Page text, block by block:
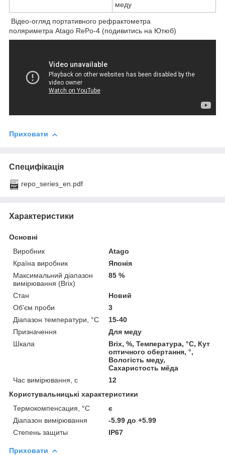
меду
Відео-огляд портативного рефрактометра
поляриметра Atago RePo-4 (подивитись на Ютюб)
Приховати
Специфікація
repo_series_en.pdf
Характеристики
Основні
Виробник
Atago
Країна виробник
Японія
Максимальний діапазон
вимірювання (Brix)
85 %
Стан
Новий
Об'єм проби
3
Діапазон температури, °С
15-40
Призначення
Для меду
Шкала
Brix, %, Температура, °C, Кут
оптичного обертання, °,
Вологість меду,
Сахаристость мёда
Час вимірювання, с
12
Користувальницькі характеристики
Термокомпенсация, °C
є
Діапазон вимірювання
-5.99 до +5.99
Степень защиты
IP67
Приховати